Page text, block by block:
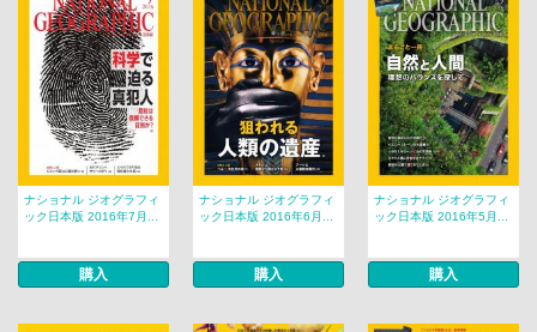
ナショナル ジオグラフィ
ック日本版 2016年7月...
購入
ナショナル ジオグラフィ
ック日本版 2016年6月...
購入
ナショナル ジオグラフィ
ック日本版 2016年5月...
購入